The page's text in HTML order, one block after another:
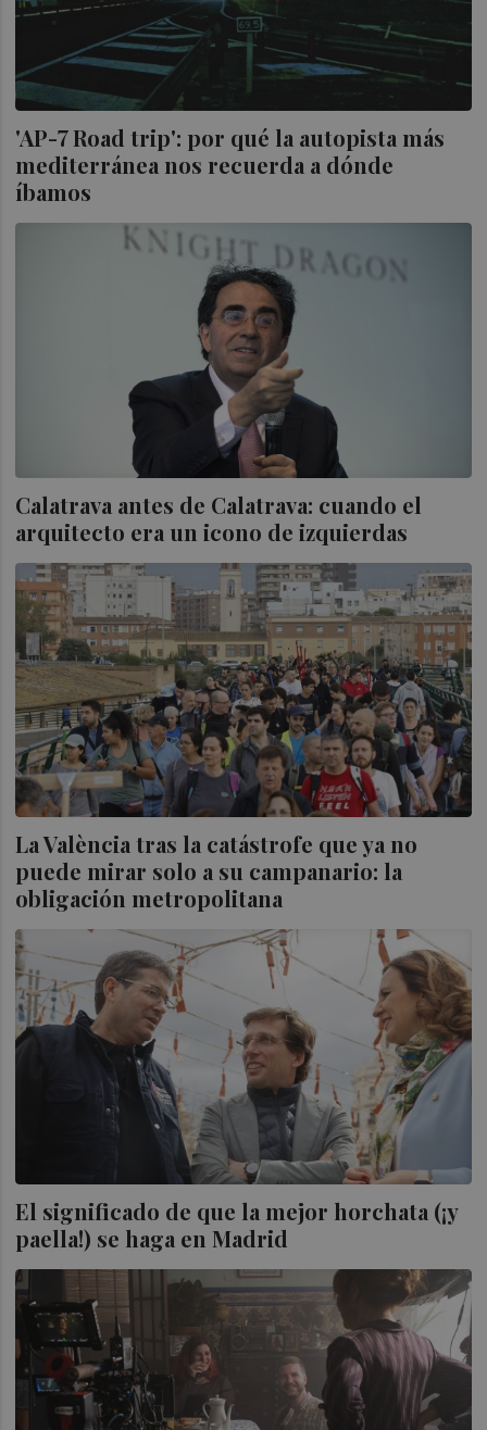
'AP-7 Road trip': por qué la autopista más
mediterránea nos recuerda a dónde
íbamos
Calatrava antes de Calatrava: cuando el
arquitecto era un icono de izquierdas
La València tras la catástrofe que ya no
puede mirar solo a su campanario: la
obligación metropolitana
El significado de que la mejor horchata (¡y
paella!) se haga en Madrid